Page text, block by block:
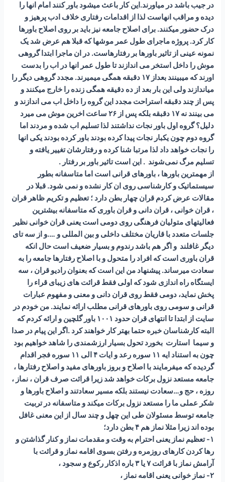
در جیب باشد در میاورند.این کار باعث میشود باور کنند امام انها را
دیده و مراقب انهاست لذا از اقدامات رفتاری خلاف ادب پرهیز و
درک حضور میکنند. برای اصلاح جامعه نیز باید بر روی اصلاح باورها
کار کرد. پروژه ماجرای طول عمر موشها که قبلا هم عرض شد یک
نمونه عینی از تاثیر باورها بر رفتارهاست. در ان ماجرا ابتدا گروهی
موش را داخل استخر می اندازند تا طول عمر انها در اب را بدست
اورند که میبینند بعداز ۱۷ دقبقه همگی میمیرند. مجدد گروهی دیگر را
میاندازند ولی این بار بعد از ده دقیقه همگی زنده را خارج میکنند و
پس از چند دقبقه استراحت مجدد این گروه را داخل اب می اندازند و
می بینند نه ۱۷ دقبقه بلکه پس از ۲۶ ساعت اخرین موش می میرد
دلیل؟ گروه اول باور نجات نداشتند لذا تسلیم اب شده و مردند اما
گروه دوم چون یکبار نجات پیدا کرده بودند باور کرده بودند یکی انها
را نجات خواهد داد لذا مرتبا شنا کرده و رفتارشان تغییر یافته و
تسلیم مرگ نمی‌شوند . این است تاثیر باور بر رفتار .
از مهمترین باورها ، باورهای قرانی است اما متاسفانه بطور
سیستماتیک و کارشناسی روی ان کار نشده و نمی شود. قبلا در
مقالات عرض کردم قران چهار بطن دارد ؛ تعظیم و تکریم ظاهر قران
، قران خوانی ، قران دانی و قران باوری که متاسفانه بیشترین
فعالیتهای متولیان فرهنگی روی دومی است یعنی قران خوانی نظیر
جلسات متعدد با قاریان مختلف داخلی و بین المللی و ….و از سه تای
دیگر غافلند و اگر هم باشد رندوم و بسیار ضعیف است حال انکه
قران باوری است که افراد را متحول و با اصلاح رفتارها جامعه را به
سعادت میرساند. پیشنهاد من این است که بعنوان رادیو قران ، سه
ایستگاه راه اندازی شود که اولی فقط قرائت های زیبای قراء را
پخش نماید، دومی فقط روی قران دانی و معنی و مفهوم عبارات
قرانی و سومی روی باورهای قرانی مطلب ارائه نمایند. من خودم در
سایت از ابتدا تا انتهای قران حدود ۱۰۰۱ باور گلچین و ارائه کردم که
البته کارشناسان خبره حتما بهتر کار خواهند کرد .اگر این پیام در صدا
و سیما استارت بخورد تحول بسیار ارزشمندی را شاهد خواهیم بود
چون به استناد ایه ۱۱ سوره رعد و ایات ۴ الی ۱۱ سوره فجر اقدام
گردیده که میفرمایند با اصلاح و بروز باورهای مفید و اصلاح رفتارها ،
جامعه مستعد نزول برکات خواهد شد زیرا قرائت صرف قران ، نماز ،
روزه ، حج و…سعادت نیستند بلکه مسیر سعادتند و اصلاح باورها و
شکر عملی ما را مستعد نزول برکات میکند و متاسفانه در تربیت
جامعه توسط مسئولان طی این چهل و چند سال از این معنی غافل
بوده اند زیرا مثلا نماز هم ۴ بطن دارد؛
۱- تعظیم نماز یعنی احترام به وقت و مقدمات نماز و کنار گذاشتن و
رها کردن کارهای روزمره و رفتن بسوی اقامه نماز و قرائت با
آرامش نماز با قرائت ۷ یا ۳ باره اذکار رکوع و سجود ،
۲- نماز خوانی یعنی اقامه نماز ،